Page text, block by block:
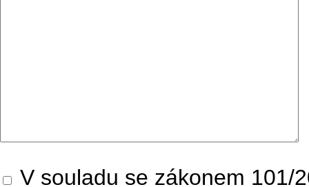
V souladu se zákonem 101/